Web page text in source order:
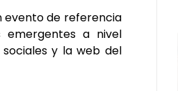
evento de referencia
a nivel
y la web del